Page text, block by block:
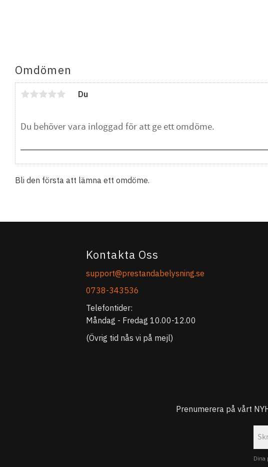
Omdömen
Du
Bli den första att lämna ett omdöme.
Kontakta Oss
support@prestandabelysning.se
0738-343536
Telefontider:
Måndag - Fredag 10.00-12.00
(Övrig tid nås vi på mejl)
Prenumerera på vårt
Dina